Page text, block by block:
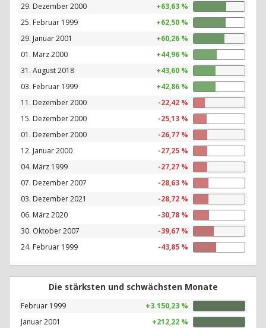
29. Dezember 2000
+63,63 %
25. Februar 1999
+62,50 %
29. Januar 2001
+60,26 %
01. März 2000
+44,96 %
31. August 2018
+43,60 %
03. Februar 1999
+42,86 %
11. Dezember 2000
-22,42 %
15. Dezember 2000
-25,13 %
01. Dezember 2000
-26,77 %
12. Januar 2000
-27,25 %
04. März 1999
-27,27 %
07. Dezember 2007
-28,63 %
03. Dezember 2021
-28,72 %
06. März 2020
-30,78 %
30. Oktober 2007
-39,67 %
24. Februar 1999
-43,85 %
Die stärksten und schwächsten Monate
Februar 1999
+3.150,23 %
Januar 2001
+212,22 %